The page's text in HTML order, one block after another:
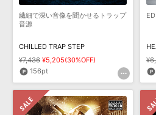
繊細で深い音像を聞かせるトラップ
音源
CHILLED TRAP STEP
¥7,436 ¥5,205(30%OFF)
156pt